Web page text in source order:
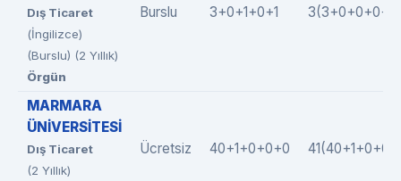
Dış Ticaret
(İngilizce)
(Burslu) (2 Yıllık)
Örgün
Burslu 3+0+1+0+1
MARMARA
ÜNİVERSİTESİ
Dış Ticaret
(2 Yıllık)
Ücretsiz 40+1+0+0+0